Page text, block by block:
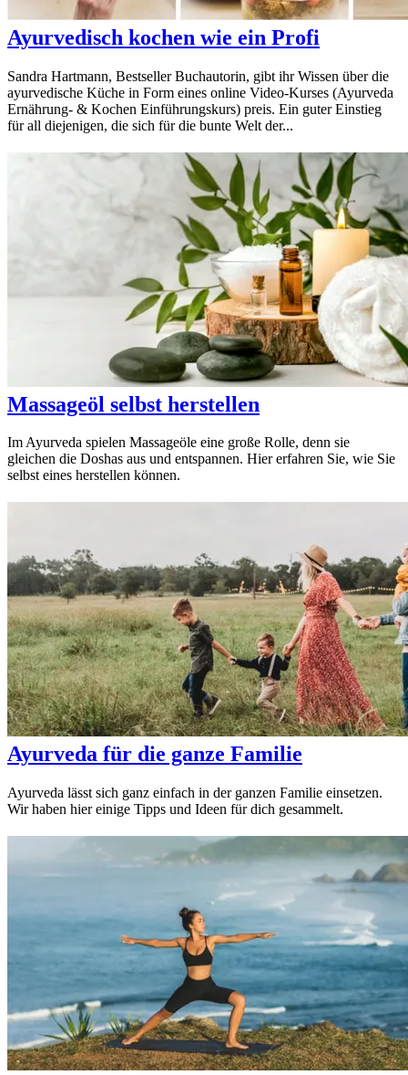
Ayurvedisch kochen wie ein Profi
Sandra Hartmann, Bestseller Buchautorin, gibt ihr Wissen über die
ayurvedische Küche in Form eines online Video-Kurses (Ayurveda
Ernährung- & Kochen Einführungskurs) preis. Ein guter Einstieg
für all diejenigen, die sich für die bunte Welt der...
Massageöl selbst herstellen
Im Ayurveda spielen Massageöle eine große Rolle, denn sie
gleichen die Doshas aus und entspannen. Hier erfahren Sie, wie Sie
selbst eines herstellen können.
Ayurveda für die ganze Familie
Ayurveda lässt sich ganz einfach in der ganzen Familie einsetzen.
Wir haben hier einige Tipps und Ideen für dich gesammelt.